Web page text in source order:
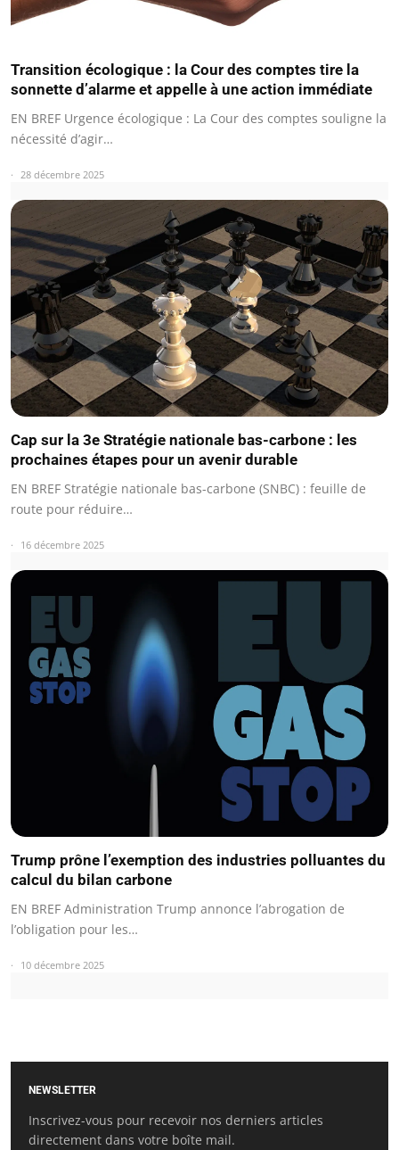
Transition écologique : la Cour des comptes tire la
sonnette d’alarme et appelle à une action immédiate
EN BREF Urgence écologique : La Cour des comptes souligne la
nécessité d’agir…
28 décembre 2025
Cap sur la 3e Stratégie nationale bas-carbone : les
prochaines étapes pour un avenir durable
EN BREF Stratégie nationale bas-carbone (SNBC) : feuille de
route pour réduire…
16 décembre 2025
Trump prône l’exemption des industries polluantes du
calcul du bilan carbone
EN BREF Administration Trump annonce l’abrogation de
l’obligation pour les…
10 décembre 2025
NEWSLETTER
Inscrivez-vous pour recevoir nos derniers articles
directement dans votre boîte mail.